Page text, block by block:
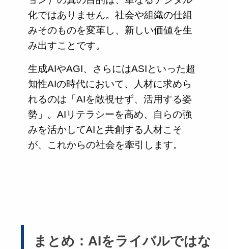
化ではありません。社会や組織の仕組
みそのものを変革し、新しい価値を生
み出すことです。
生成AIやAGI、さらにはASIといった超
知性AIの時代において、人材に求めら
れるのは「AIを敵視せず、活用する姿
勢」。AIリテラシーを高め、自らの強
みを活かしてAIと共創する人材こそ
が、これからの社会を牽引します。
まとめ：AIをライバルではな